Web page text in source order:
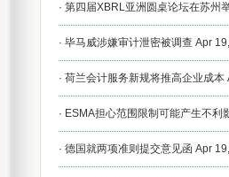
· 第四届XBRL亚洲圆桌论坛在苏州
· 毕马威涉嫌审计泄密被调查 Apr
· 荷兰会计服务新规将推高企业成本
· ESMA担心范围限制可能产生不利
· 德国就两项准则提交意见函 Apr